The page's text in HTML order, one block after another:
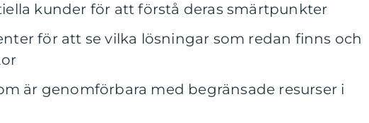
kunder för att förstå deras smärtpunkter
för att se vilka lösningar som redan finns och
är genomförbara med begränsade resurser i